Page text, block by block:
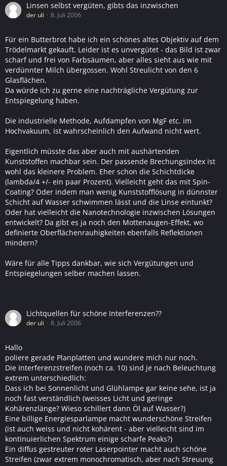
Linsen selbst vergüten, gibts das inzwischen
der uli 8. Juli 2006
Für ein Butterbrot habe ich ein schönes altes Objektiv auf dem
Trödelmarkt gekauft. Leider ist es unvergütet - das Bild ist zwar
scharf und frei von Farbsäumen, aber alles sieht aus wie mit
verdünnter Milch übergossen. Wohl Streulicht von den 6
Glasflächen.
Da würde ich zu gerne eine nachträgliche Vergütung zur
Entspiegelung haben.
Die industrielle Methode, Aufdampfen von MgF etc. im
Hochvakuum, ist wahrscheinlich den Aufwand nicht wert.
Eigentlich müsste das aber auch mit aushärtenden
Kunststoffen machbar sein. Der passende Brechungsindex ist
wohl das kleinere Problem. Eher schon die Schichtdicke
(lambda/4 +/- ein paar Prozent). Vielleicht geht das mit Spin-
Coating? Oder indem man wenig Kunststofflösung in dünnster
Schicht auf Wasser schwimmen lässt und die Linse eintunkt?
Oder hat vielleicht die Nanotechnologie inzwischen Lösungen
entwickelt? Da gibt es ja noch den Mottenaugen-Effekt, wo
definierte Oberflächenrauhigkeiten ebenfalls Reflektionen
mindern?
Wäre für alle Tipps dankbar, wie sich Vergütungen und
Entspiegelungen selber machen lassen.
Lichtquellen für schöne Interferenzen??
der uli 8. Juli 2006
Hallo
poliere gerade Planplatten und wundere mich nur noch.
Die Interferenzstreifen (noch ca. 10) sind je nach Beleuchtung
extrem unterschiedlich:
Dass ich bei Sonnenlicht und Glühlampe gar keine sehe, ist ja
noch fast verständlich (weisses Licht und geringe
Kohärenzlänge? Wieso schillert dann Öl auf Wasser?)
Eine billige Energiesparlampe macht wunderschöne Streifen
(ist auch weiss und nicht kohärent - aber vielleicht sind im
kontinuierlichen Spektrum einige scharfe Peaks?)
Ein diffus gestreuter roter Laserpointer macht auch schöne
Streifen (zwar extrem monochromatisch, aber nach Streuung